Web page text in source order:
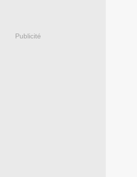
Publicité